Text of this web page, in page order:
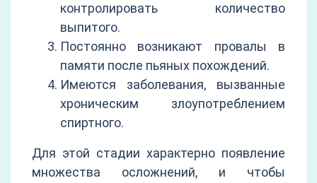
контролировать количество
выпитого.
Постоянно возникают провалы в
памяти после пьяных похождений.
Имеются заболевания, вызванные
хроническим злоупотреблением
спиртного.
Для этой стадии характерно появление
множества осложнений, и чтобы